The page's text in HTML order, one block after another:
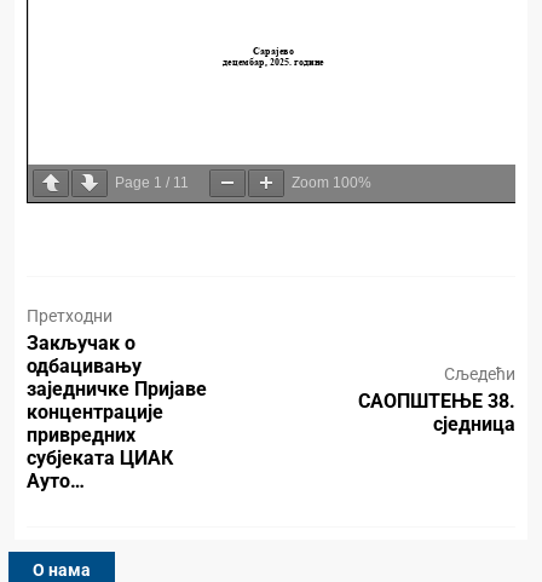
Page 1 / 11 Zoom 100%
Претходни
Закључак о
одбацивању
заједничке Пријаве
концентрације
привредних
субјеката ЦИАК
Ауто…
Сљедећи
САОПШТЕЊЕ 38.
сједница
О нама